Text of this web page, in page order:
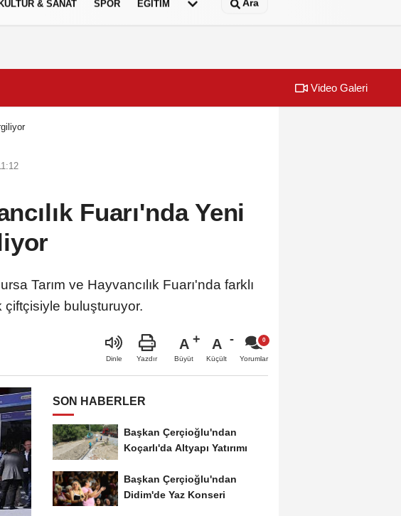
KÜLTÜR & SANAT SPOR EĞİTİM Ara
Kaliteli
Video Galeri
Fuarı'nda Yeni
Tarım ve Hayvancılık Fuarı'nda farklı
buluşturuyor.
Dinle Yazdır
A
Büyüt
A
Küçült Yorumlar
SON HABERLER
Başkan Çerçioğlu'ndan
Koçarlı'da Altyapı Yatırımı
Başkan Çerçioğlu'ndan
Didim'de Yaz Konseri